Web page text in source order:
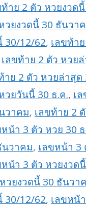
ท้าย 2 ตัว หวยงวด
วยงวดนี้ 30 ธันวา
30/12/62, เลขท้า
เลขท้าย 2 ตัว หวย
าย 2 ตัว หวยล่าสุด
วยวันนี้ 30 ธ.ค., เ
วาคม, เลขท้าย 2
หน้า 3 ตัว หวย 30
นวาคม, เลขหน้า 3
หน้า 3 ตัว หวยงวด
วยงวดนี้ 30 ธันวา
30/12/62, เลขหน้